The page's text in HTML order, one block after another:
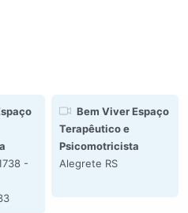
-
Bem Viver Espaço
Terapêutico e
Psicomotricista
Alegrete RS